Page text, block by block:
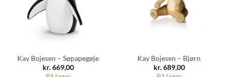
Kay Bojesen – Søpapegøje
kr.669,00
Kay Bojesen – Bjørn
kr.689,00